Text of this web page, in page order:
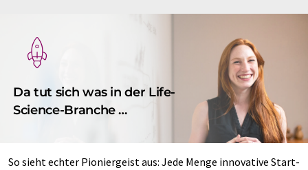
Da tut sich was in der Life-
Science-Branche …
So sieht echter Pioniergeist aus: Jede Menge innovative Start-